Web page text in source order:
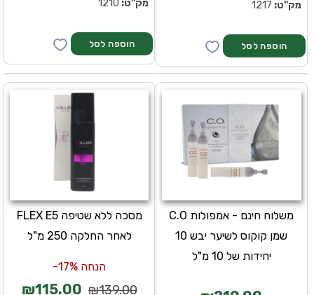
מק''ט:
מק''ט:
מסכה ללא שטיפה FLEX E5
לאחר החלקה 250 מ"ל
הנחה 17%-
₪139.00
₪115.00
משלוח חינם - אמפולות C.O
שמן קוקוס לשיער יבש 10
יחידות של 10 מ"ל